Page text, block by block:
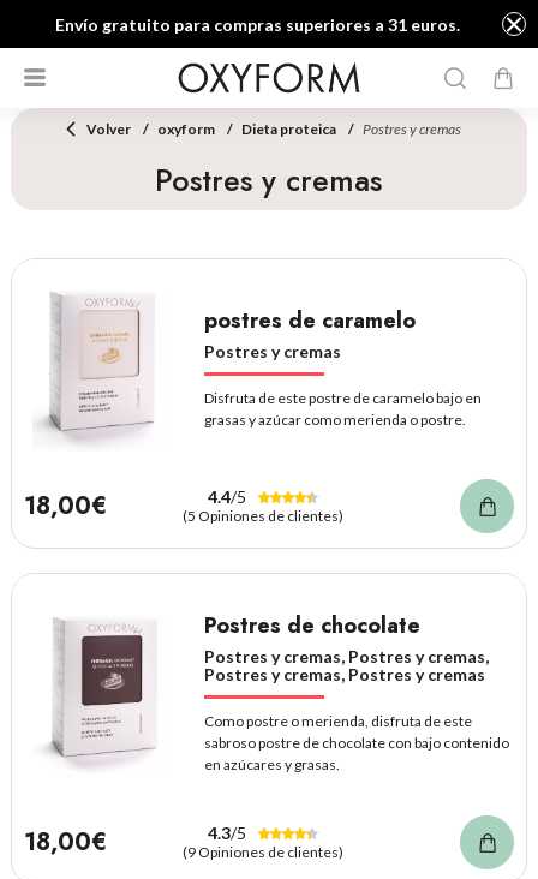
Envío gratuito para compras superiores a 31 euros.
Volver oxyform Dieta proteica Postres y cremas
Postres y cremas
postres de caramelo
Postres y cremas
Disfruta de este postre de caramelo bajo en
grasas y azúcar como merienda o postre.
18,00€ 4.4/5
(5 Opiniones de clientes)
Postres de chocolate
Postres y cremas, Postres y cremas,
Postres y cremas, Postres y cremas
Como postre o merienda, disfruta de este
sabroso postre de chocolate con bajo contenido
en azúcares y grasas.
18,00€ 4.3/5
(9 Opiniones de clientes)